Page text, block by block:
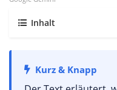
Inhalt
Kurz & Knapp